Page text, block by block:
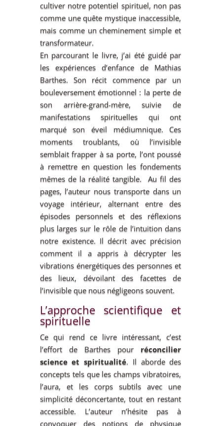
cultiver notre potentiel spirituel, non pas
comme une quête mystique inaccessible,
mais comme un cheminement simple et
transformateur.
En parcourant le livre, j’ai été guidé par
les expériences d’enfance de Mathias
Barthes. Son récit commence par un
bouleversement émotionnel : la perte de
son arrière-grand-mère, suivie de
manifestations spirituelles qui ont
marqué son éveil médiumnique. Ces
moments troublants, où l’invisible
semblait frapper à sa porte, l’ont poussé
à remettre en question les fondements
mêmes de la réalité tangible. Au fil des
pages, l’auteur nous transporte dans un
voyage intérieur, alternant entre des
épisodes personnels et des réflexions
plus larges sur le rôle de l’intuition dans
notre existence. Il décrit avec précision
comment il a appris à décrypter les
vibrations énergétiques des personnes et
des lieux, dévoilant des facettes de
l’invisible que nous négligeons souvent.
L’approche scientifique et
spirituelle
Ce qui rend ce livre intéressant, c’est
l’effort de Barthes pour réconcilier
science et spiritualité. Il aborde des
concepts tels que les champs vibratoires,
l’aura, et les corps subtils avec une
simplicité déconcertante, tout en restant
accessible. L’auteur n’hésite pas à
convoquer des notions de physique